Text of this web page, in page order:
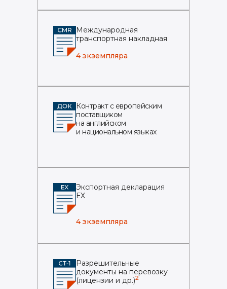
Международная
транспортная накладная
4 экземпляра
Контракт с европейским
поставщиком
на английском
и национальном языках
Экспортная декларация
ЕХ
4 экземпляра
Разрешительные
документы на перевозку
(лицензии и др.)2